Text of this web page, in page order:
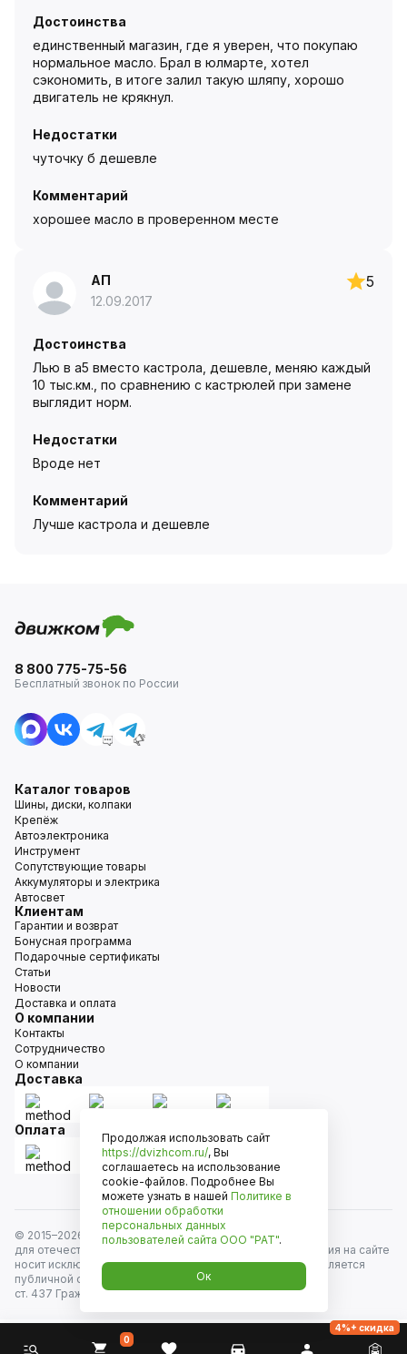
Достоинства
единственный магазин, где я уверен, что покупаю
нормальное масло. Брал в юлмарте, хотел
сэкономить, в итоге залил такую шляпу, хорошо
двигатель не крякнул.
Недостатки
чуточку б дешевле
Комментарий
хорошее масло в проверенном месте
АП
12.09.2017
5
Достоинства
Лью в а5 вместо кастрола, дешевле, меняю каждый
10 тыс.км., по сравнению с кастрюлей при замене
выглядит норм.
Недостатки
Вроде нет
Комментарий
Лучше кастрола и дешевле
8 800 775-75-56
Бесплатный звонок по России
Каталог товаров
Шины, диски, колпаки
Крепёж
Автоэлектроника
Инструмент
Сопутствующие товары
Аккумуляторы и электрика
Автосвет
Клиентам
Гарантии и возврат
Бонусная программа
Подарочные сертификаты
Статьи
Новости
Доставка и оплата
О компании
Контакты
Сотрудничество
О компании
Доставка
Оплата
© 2015–2026
Движком — сеть магазинов автозапчастей
для отечественных автомобилей и иномарок. Информация на сайте
носит исключительно информационный характер и не является
публичной офертой, определяемой положениями
ст. 437 Гражданского кодекса РФ. Все права защищены.
0
4%+ скидка
Продолжая использовать сайт
https://dvizhcom.ru/, Вы
соглашаетесь на использование
cookie-файлов. Подробнее Вы
можете узнать в нашей Политике в
отношении обработки
персональных данных
пользователей сайта ООО "РАТ".
Ок